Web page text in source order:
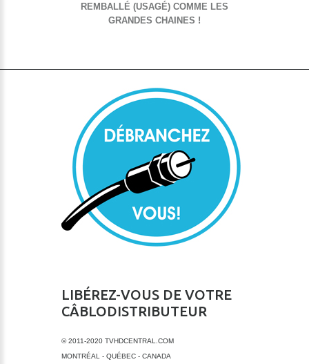
REMBALLÉ (USAGÉ) COMME LES
GRANDES CHAINES !
LIBÉREZ-VOUS DE VOTRE
CÂBLODISTRIBUTEUR
© 2011-2020 TVHDCENTRAL.COM
MONTRÉAL - QUÉBEC - CANADA